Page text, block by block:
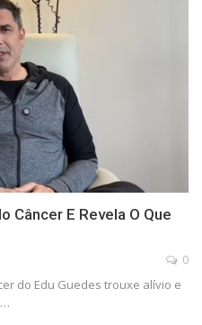
Câncer E Revela O Que
0
do Edu Guedes trouxe alívio e